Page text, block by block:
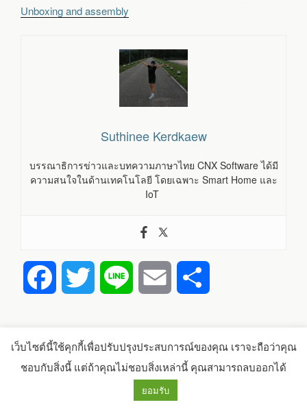
Unboxing and assembly
Suthinee Kerdkaew
บรรณาธิการข่าวและบทความภาษาไทย CNX Software ได้มี
ความสนใจในด้านเทคโนโลยี โดยเฉพาะ Smart Home และ
IoT
c
e
i n
e
a
i
a
r
หมวด
รีวิว
เครื่องแกะสลัก
เว็บไซต์นี้ใช้คุกกี้เพื่อปรับปรุงประสบการณ์ของคุณ เราจะถือว่าคุณ
ชอบกับสิ่งนี้ แต่ถ้าคุณไม่ชอบสิ่งเหล่านี้ คุณสามารถลบออกได้
ยอมรับ